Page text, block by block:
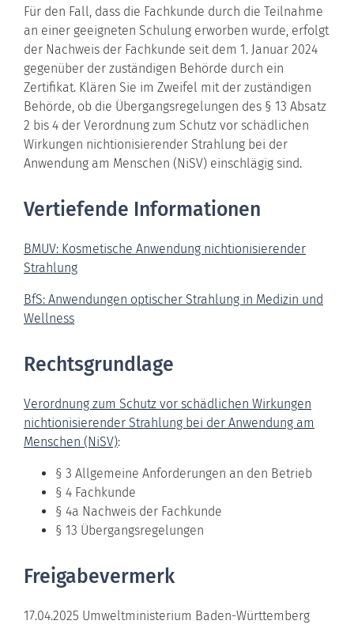
Für den Fall, dass die Fachkunde durch die Teilnahme
an einer geeigneten Schulung erworben wurde, erfolgt
der Nachweis der Fachkunde seit dem 1. Januar 2024
gegenüber der zuständigen Behörde durch ein
Zertifikat. Klären Sie im Zweifel mit der zuständigen
Behörde, ob die Übergangsregelungen des § 13 Absatz
2 bis 4 der Verordnung zum Schutz vor schädlichen
Wirkungen nichtionisierender Strahlung bei der
Anwendung am Menschen (NiSV) einschlägig sind.
Vertiefende Informationen
BMUV: Kosmetische Anwendung nichtionisierender
Strahlung
BfS: Anwendungen optischer Strahlung in Medizin und
Wellness
Rechtsgrundlage
Verordnung zum Schutz vor schädlichen Wirkungen
nichtionisierender Strahlung bei der Anwendung am
Menschen (NiSV):
§ 3 Allgemeine Anforderungen an den Betrieb
§ 4 Fachkunde
§ 4a Nachweis der Fachkunde
§ 13 Übergangsregelungen
Freigabevermerk
17.04.2025 Umweltministerium Baden-Württemberg